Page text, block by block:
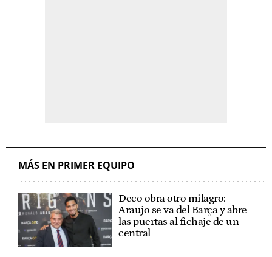
MÁS EN PRIMER EQUIPO
Deco obra otro milagro:
Araujo se va del Barça y abre
las puertas al fichaje de un
central